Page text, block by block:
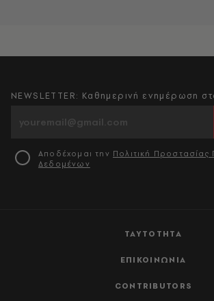
ΤΑΥΤΟΤΗΤΑ
ΕΠΙΚΟΙΝΩΝΙΑ
CONTRIBUTORS
NEWSLETTER: Καθημερινή ενημέρωση
Αποδέχομαι την Πολιτική
Δεδομένων